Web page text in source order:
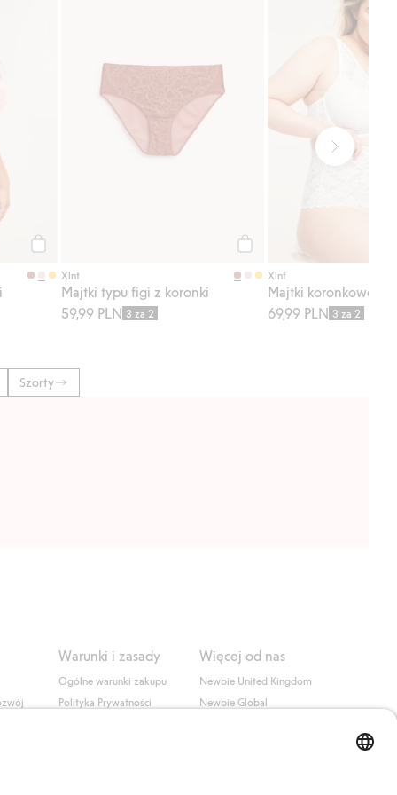
Xlnt
Majtki typu figi z koronki
59,99 PLN 3 za 2
Xlnt
69,99 PLN 3 za 2
Szorty
Warunki i zasady
Ogólne warunki zakupu
Polityka Prywatności
Więcej od nas
Newbie United Kingdom
Newbie Global